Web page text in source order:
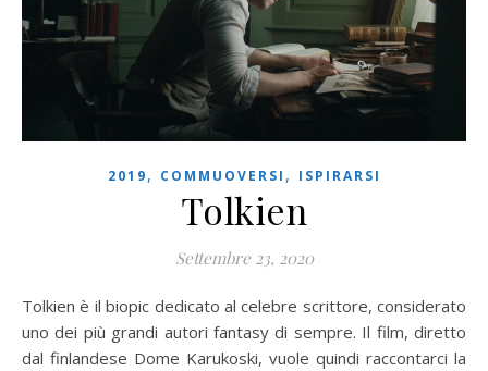
2019, COMMUOVERSI , ISPIRARSI
Tolkien
Settembre 23, 2020
Tolkien è il biopic dedicato al celebre scrittore, considerato
uno dei più grandi autori fantasy di sempre. Il film, diretto
dal finlandese Dome Karukoski, vuole quindi raccontarci la